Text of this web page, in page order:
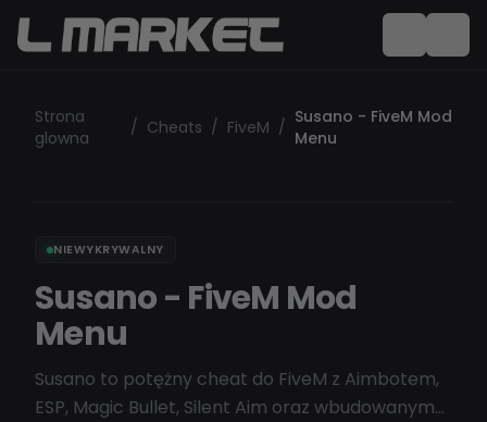
Strona
glowna
/ Cheats / FiveM / Susano - FiveM Mod
Menu
NIEWYKRYWALNY
Susano - FiveM Mod
Menu
Susano to potężny cheat do FiveM z Aimbotem,
ESP, Magic Bullet, Silent Aim oraz wbudowanym